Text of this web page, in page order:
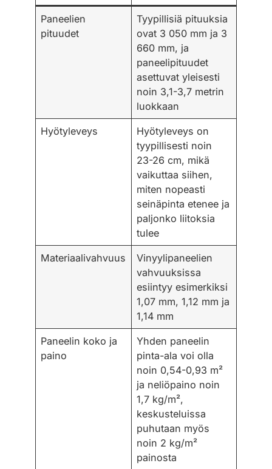
Paneelien
pituudet
Tyypillisiä pituuksia
ovat 3 050 mm ja 3
660 mm, ja
paneelipituudet
asettuvat yleisesti
noin 3,1-3,7 metrin
luokkaan
Hyötyleveys
Hyötyleveys on
tyypillisesti noin
23-26 cm, mikä
vaikuttaa siihen,
miten nopeasti
seinäpinta etenee ja
paljonko liitoksia
tulee
Materiaalivahvuus
Vinyylipaneelien
vahvuuksissa
esiintyy esimerkiksi
1,07 mm, 1,12 mm ja
1,14 mm
Paneelin koko ja
paino
Yhden paneelin
pinta-ala voi olla
noin 0,54-0,93 m²
ja neliöpaino noin
1,7 kg/m²,
keskusteluissa
puhutaan myös
noin 2 kg/m²
painosta